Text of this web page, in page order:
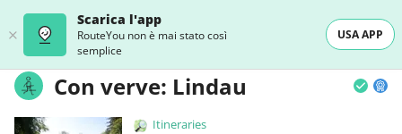
Scarica l'app
RouteYou non è mai stato così
semplice
USA APP
Con verve: Lindau
Itineraries